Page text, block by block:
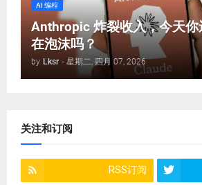
AI 编程
Anthropic 炸裂收入，今天
在泡沫吗？
by Lksr - 星期二, 四月 07, 2026
关注和订阅
RSS订阅